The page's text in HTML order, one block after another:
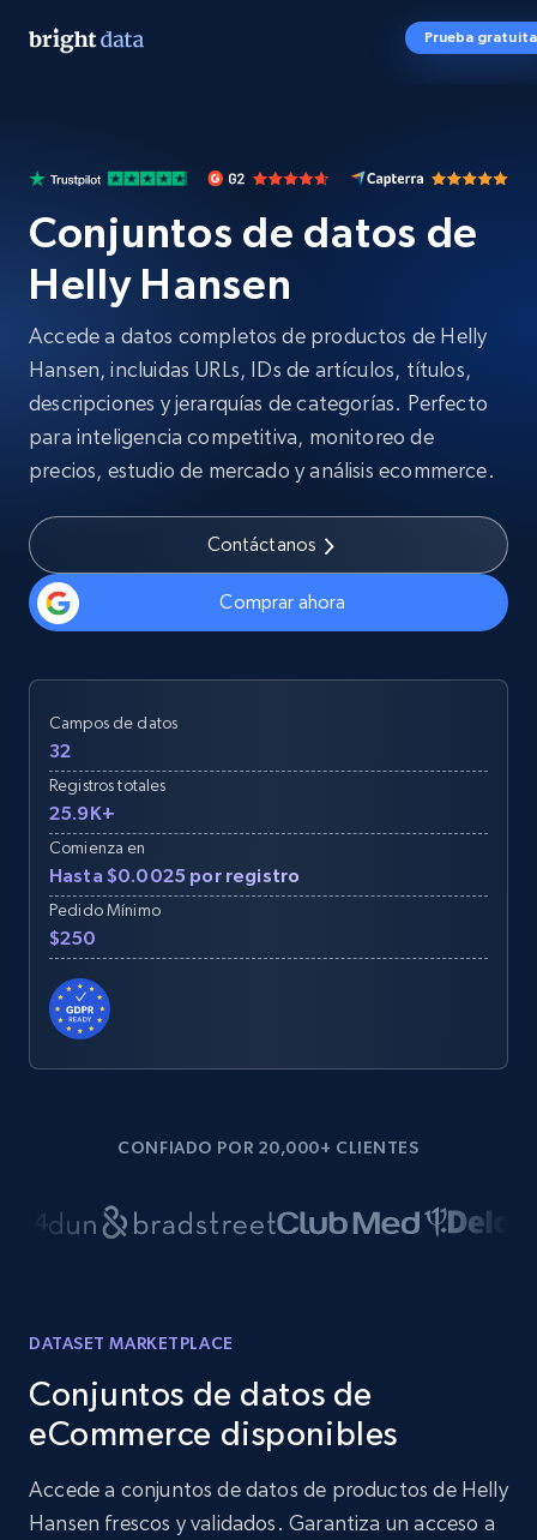
Prueba gratuita
Conjuntos de datos de
Helly Hansen
Accede a datos completos de productos de Helly
Hansen, incluidas URLs, IDs de artículos, títulos,
descripciones y jerarquías de categorías. Perfecto
para inteligencia competitiva, monitoreo de
precios, estudio de mercado y análisis ecommerce.
Contáctanos
Comprar ahora
Campos de datos
32
Registros totales
25.9K+
Comienza en
Hasta $0.0025 por registro
Pedido Mínimo
$250
CONFIADO POR 20,000+ CLIENTES
DATASET MARKETPLACE
Conjuntos de datos de
eCommerce disponibles
Accede a conjuntos de datos de productos de Helly
Hansen frescos y validados. Garantiza un acceso a